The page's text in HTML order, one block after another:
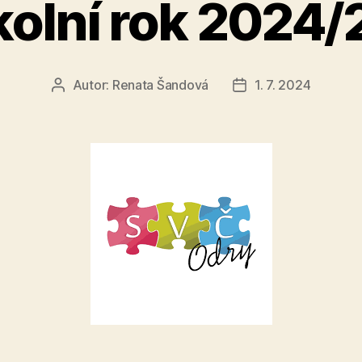
rok 2024/
AutorAutor: Renata Šandová
Datum1. 7. 2024